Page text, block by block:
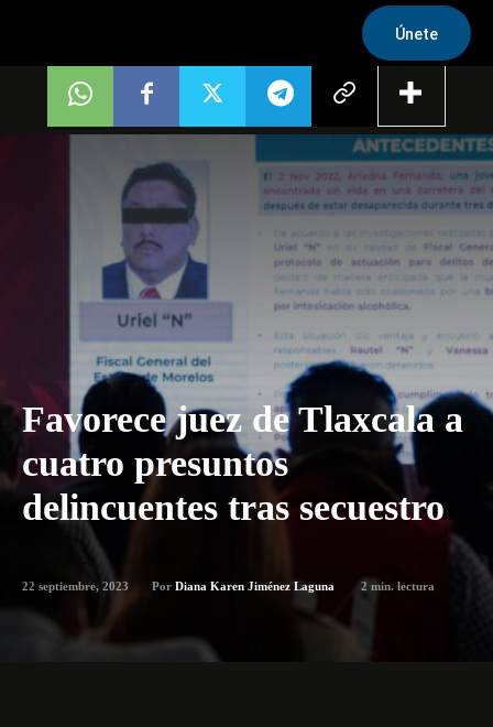
Únete
Favorece juez de Tlaxcala a
cuatro presuntos
delincuentes tras secuestro
22 septiembre, 2023 Por Diana Karen Jiménez Laguna 2 min. lectura